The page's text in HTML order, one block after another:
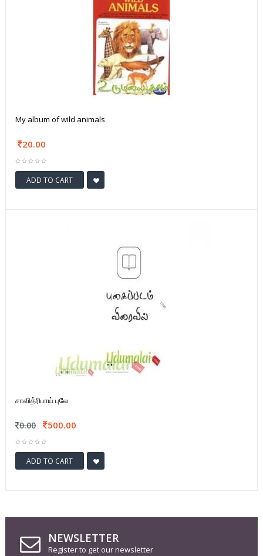
My album of wild animals
20.00
ADD TO CART
சாவித்ரிபாய் புலே
0.00 500.00
ADD TO CART
NEWSLETTER
Register to get our newsletter